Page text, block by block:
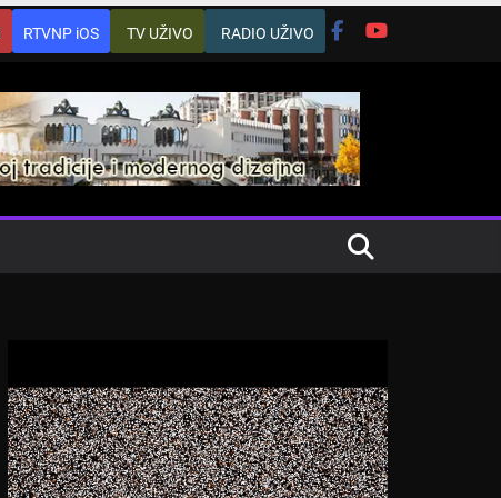
RTVNP iOS TV UŽIVO RADIO UŽIVO